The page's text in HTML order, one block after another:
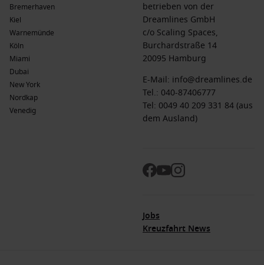
Bremerhaven
Kiel
Warnemünde
Köln
Miami
Dubai
New York
Nordkap
Venedig
betrieben von der
Dreamlines GmbH
c/o Scaling Spaces,
Burchardstraße 14
20095 Hamburg
E-Mail: info@dreamlines.de
Tel.: 040-87406777
Tel: 0049 40 209 331 84 (aus
dem Ausland)
Jobs
Kreuzfahrt News